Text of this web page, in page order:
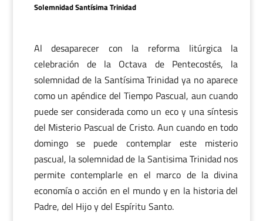
Solemnidad Santísima Trinidad
Al desaparecer con la reforma litúrgica la
celebración de la Octava de Pentecostés, la
solemnidad de la Santísima Trinidad ya no aparece
como un apéndice del Tiempo Pascual, aun cuando
puede ser considerada como un eco y una síntesis
del Misterio Pascual de Cristo. Aun cuando en todo
domingo se puede contemplar este misterio
pascual, la solemnidad de la Santisima Trinidad nos
permite contemplarle en el marco de la divina
economía o acción en el mundo y en la historia del
Padre, del Hijo y del Espíritu Santo.